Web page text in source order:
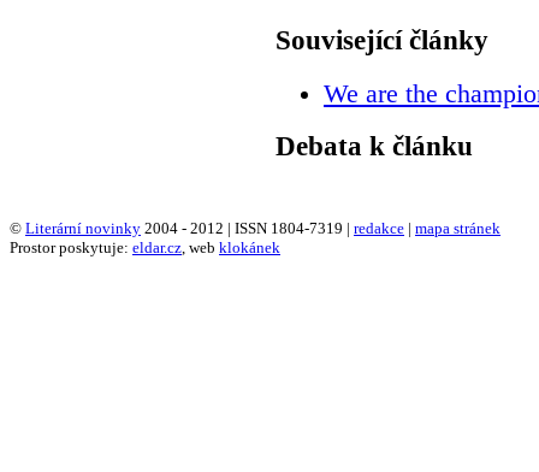
Související články
We are the
Debata k článku
© Literární novinky 2004 - 2012 | ISSN 1804-7319 | redakce | mapa stránek
Prostor poskytuje: eldar.cz , web klokánek